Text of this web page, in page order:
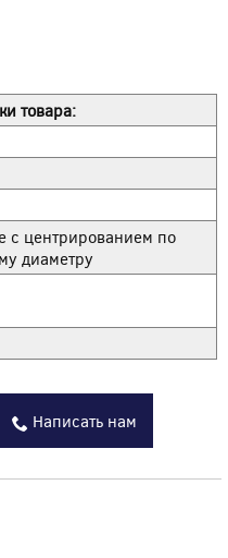
товара:
с центрированием по
диаметру
Написать нам